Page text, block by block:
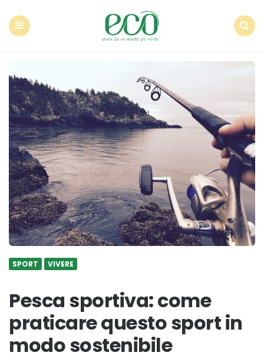
SPORT VIVERE
Pesca sportiva: come
praticare questo sport in
modo sostenibile